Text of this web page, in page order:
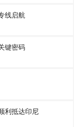
线启航
键密码
利抵达印尼